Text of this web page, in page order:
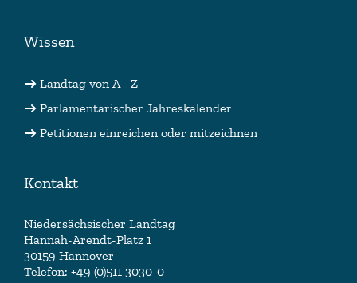
Wissen
Landtag von A - Z
Parlamentarischer Jahreskalender
Petitionen einreichen oder mitzeichnen
Kontakt
Niedersächsischer Landtag
Hannah-Arendt-Platz 1
30159 Hannover
Telefon: +49 (0)511 3030-0